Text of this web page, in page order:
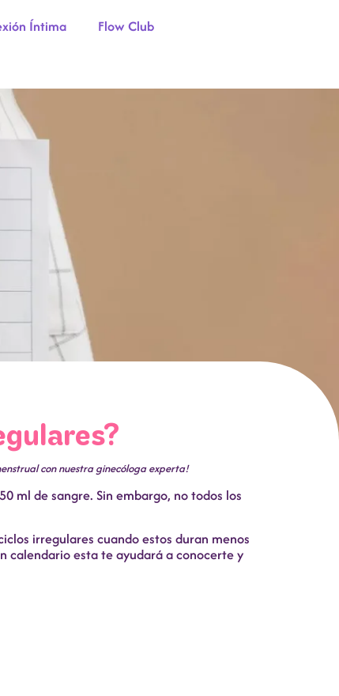
Íntima
Flow Club
con nuestra ginecóloga experta!
ml de sangre. Sin embargo, no todos los
irregulares cuando estos duran menos
calendario esta te ayudará a conocerte y